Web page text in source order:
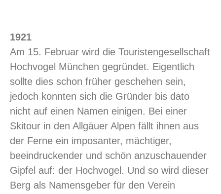
1921
Am 15. Februar wird die Touristengesellschaft
Hochvogel München gegründet. Eigentlich
sollte dies schon früher geschehen sein,
jedoch konnten sich die Gründer bis dato
nicht auf einen Namen einigen. Bei einer
Skitour in den Allgäuer Alpen fällt ihnen aus
der Ferne ein imposanter, mächtiger,
beeindruckender und schön anzuschauender
Gipfel auf: der Hochvogel. Und so wird dieser
Berg als Namensgeber für den Verein